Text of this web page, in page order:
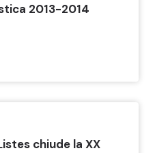
2013-2014
chiude la XX